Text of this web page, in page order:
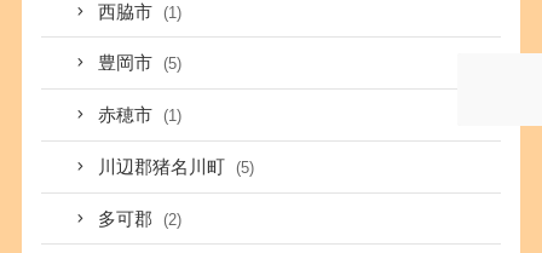
西脇市 (1)
豊岡市 (5)
赤穂市 (1)
川辺郡猪名川町 (5)
多可郡 (2)